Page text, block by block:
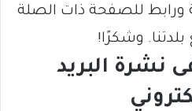
ورابط للصفحة ذات الصلة
وشكرًا!
نشرة البريد